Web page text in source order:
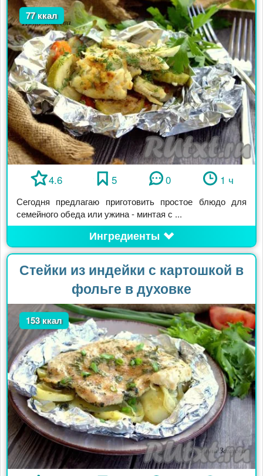
77 ккал
4.6 5 0 1 ч
Сегодня предлагаю приготовить простое блюдо для
семейного обеда или ужина - минтая с ...
Ингредиенты
Стейки из индейки с картошкой в
фольге в духовке
153 ккал